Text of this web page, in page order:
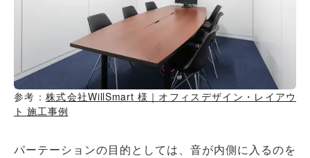
参考： 株式会社WillSmart 様｜オフィスデザイン・レイアウ
ト 施工事例
パーテーションの目的としては、音が内側に入るのを